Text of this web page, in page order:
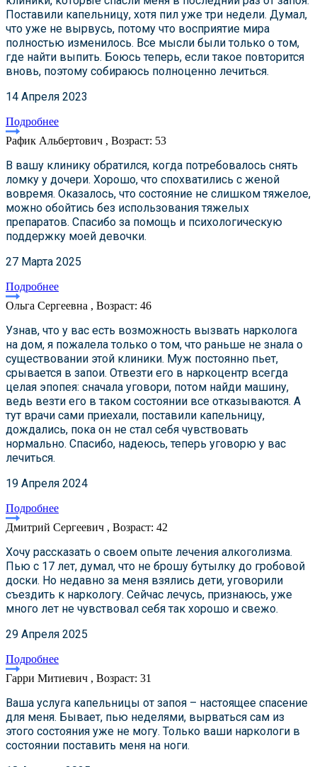
Поставили капельницу, хотя пил уже три недели. Думал,
что уже не вырвусь, потому что восприятие мира
полностью изменилось. Все мысли были только о том,
где найти выпить. Боюсь теперь, если такое повторится
вновь, поэтому собираюсь полноценно лечиться.
14 Апреля 2023
Подробнее
Рафик Альбертович , Возраст: 53
В вашу клинику обратился, когда потребовалось снять
ломку у дочери. Хорошо, что спохватились с женой
вовремя. Оказалось, что состояние не слишком тяжелое,
можно обойтись без использования тяжелых
препаратов. Спасибо за помощь и психологическую
поддержку моей девочки.
27 Марта 2025
Подробнее
Ольга Сергеевна , Возраст: 46
Узнав, что у вас есть возможность вызвать нарколога
на дом, я пожалела только о том, что раньше не знала о
существовании этой клиники. Муж постоянно пьет,
срывается в запои. Отвезти его в наркоцентр всегда
целая эпопея: сначала уговори, потом найди машину,
ведь везти его в таком состоянии все отказываются. А
тут врачи сами приехали, поставили капельницу,
дождались, пока он не стал себя чувствовать
нормально. Спасибо, надеюсь, теперь уговорю у вас
лечиться.
19 Апреля 2024
Подробнее
Дмитрий Сергеевич , Возраст: 42
Хочу рассказать о своем опыте лечения алкоголизма.
Пью с 17 лет, думал, что не брошу бутылку до гробовой
доски. Но недавно за меня взялись дети, уговорили
съездить к наркологу. Сейчас лечусь, признаюсь, уже
много лет не чувствовал себя так хорошо и свежо.
29 Апреля 2025
Подробнее
Гарри Митиевич , Возраст: 31
Ваша услуга капельницы от запоя – настоящее спасение
для меня. Бывает, пью неделями, вырваться сам из
этого состояния уже не могу. Только ваши наркологи в
состоянии поставить меня на ноги.